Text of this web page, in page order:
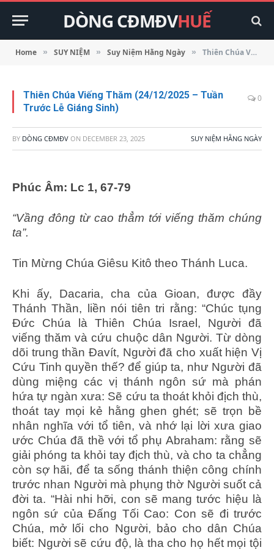
DÒNG CĐMĐVHUẾ
Home » SUY NIỆM » Suy Niệm Hằng Ngày » Thiên Chúa Viếng Thăm (24/12/2025 – Tuần Trước Lễ Giáng Sinh)
Thiên Chúa Viếng Thăm (24/12/2025 – Tuần
Trước Lễ Giáng Sinh)
0
BY DÒNG CĐMĐV ON DECEMBER 23, 2025 SUY NIỆM HẰNG NGÀY
Phúc Âm: Lc 1, 67-79
“Vầng đông từ cao thẳm tới viếng thăm chúng
ta”.
Tin Mừng Chúa Giêsu Kitô theo Thánh Luca.
Khi ấy, Dacaria, cha của Gioan, được đầy
Thánh Thần, liền nói tiên tri rằng: “Chúc tụng
Ðức Chúa là Thiên Chúa Israel, Người đã
viếng thăm và cứu chuộc dân Người. Từ dòng
dõi trung thần Ðavít, Người đã cho xuất hiện Vị
Cứu Tinh quyền thế? để giúp ta, như Người đã
dùng miệng các vị thánh ngôn sứ mà phán
hứa tự ngàn xưa: Sẽ cứu ta thoát khỏi địch thù,
thoát tay mọi kẻ hằng ghen ghét; sẽ trọn bề
nhân nghĩa với tổ tiên, và nhớ lại lời xưa giao
ước Chúa đã thề với tổ phụ Abraham: rằng sẽ
giải phóng ta khỏi tay địch thù, và cho ta chẳng
còn sợ hãi, để ta sống thánh thiện công chính
trước nhan Người mà phụng thờ Người suốt cả
đời ta. “Hài nhi hỡi, con sẽ mang tước hiệu là
ngôn sứ của Ðấng Tối Cao: Con sẽ đi trước
Chúa, mở lối cho Người, bảo cho dân Chúa
biết: Người sẽ cứu độ, là tha cho họ hết mọi tội